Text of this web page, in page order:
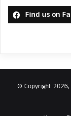
Find us on
© Copyright 2026,